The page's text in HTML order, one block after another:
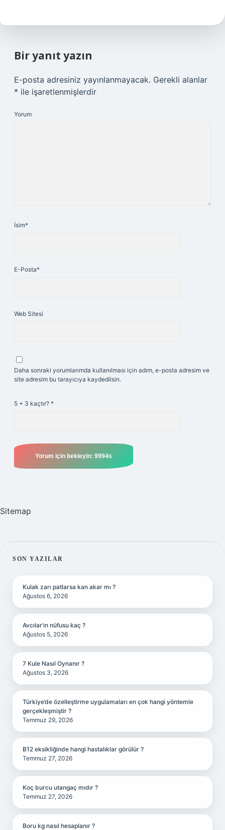
Bir yanıt yazın
E-posta adresiniz yayınlanmayacak. Gerekli alanlar
* ile işaretlenmişlerdir
Yorum
İsim*
E-Posta*
Web Sitesi
Daha sonraki yorumlarımda kullanılması için adım, e-posta adresim ve
site adresim bu tarayıcıya kaydedilsin.
5 + 3 kaçtır? *
Sitemap
SIDEBAR
SON YAZILAR
Kulak zarı patlarsa kan akar mı ?
Ağustos 6, 2026
Avcılar’ın nüfusu kaç ?
Ağustos 5, 2026
7 Kule Nasıl Oynanır ?
Ağustos 3, 2026
Türkiye’de özelleştirme uygulamaları en çok hangi yöntemle
gerçekleşmiştir ?
Temmuz 29, 2026
B12 eksikliğinde hangi hastalıklar görülür ?
Temmuz 27, 2026
Koç burcu utangaç mıdır ?
Temmuz 27, 2026
Boru kg nasıl hesaplanır ?